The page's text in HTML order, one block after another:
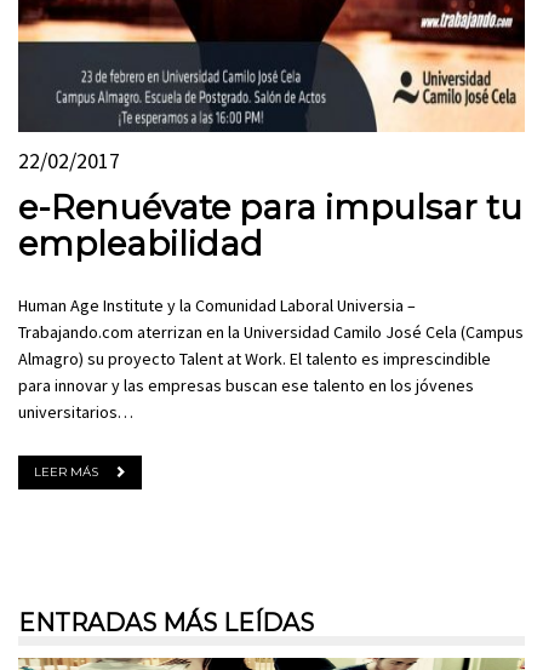
22/02/2017
e-Renuévate para impulsar tu
empleabilidad
Human Age Institute y la Comunidad Laboral Universia –
Trabajando.com aterrizan en la Universidad Camilo José Cela (Campus
Almagro) su proyecto Talent at Work. El talento es imprescindible
para innovar y las empresas buscan ese talento en los jóvenes
universitarios…
LEER MÁS
ENTRADAS MÁS LEÍDAS